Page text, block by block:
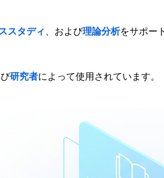
スタディ 、および理論分析をサポー
研究者によって使用されています。